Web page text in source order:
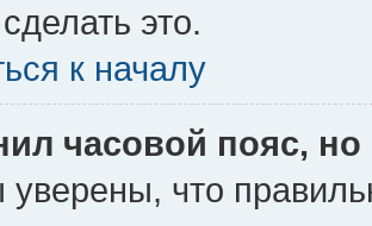
это.
к началу
часовой пояс,
что